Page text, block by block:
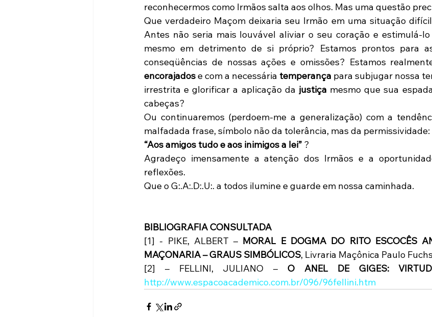
reconhecermos como Irmãos salta aos olhos. Mas uma questão
Que verdadeiro Maçom deixaria seu Irmão em uma situação
Antes não seria mais louvável aliviar o seu coração e estimulá-
mesmo em detrimento de si próprio? Estamos prontos para
conseqüências de nossas ações e omissões? Estamos
encorajados e com a necessária temperança para subjugar nossa
irrestrita e glorificar a aplicação da justiça mesmo que sua
cabeças?
Ou continuaremos (perdoem-me a generalização) com a
malfadada frase, símbolo não da tolerância, mas da permissividade:
“Aos amigos tudo e aos inimigos a lei” ?
Agradeço imensamente a atenção dos Irmãos e a
reflexões.
Que o G:.A:.D:.U:. a todos ilumine e guarde em nossa caminhada.
BIBLIOGRAFIA CONSULTADA
[1] - PIKE, ALBERT – MORAL E DOGMA DO RITO ESCOCÊS
MAÇONARIA – GRAUS SIMBÓLICOS, Livraria Maçônica Paulo
[2] – FELLINI, JULIANO – O ANEL DE GIGES:
http://www.espacoacademico.com.br/096/96fellini.htm